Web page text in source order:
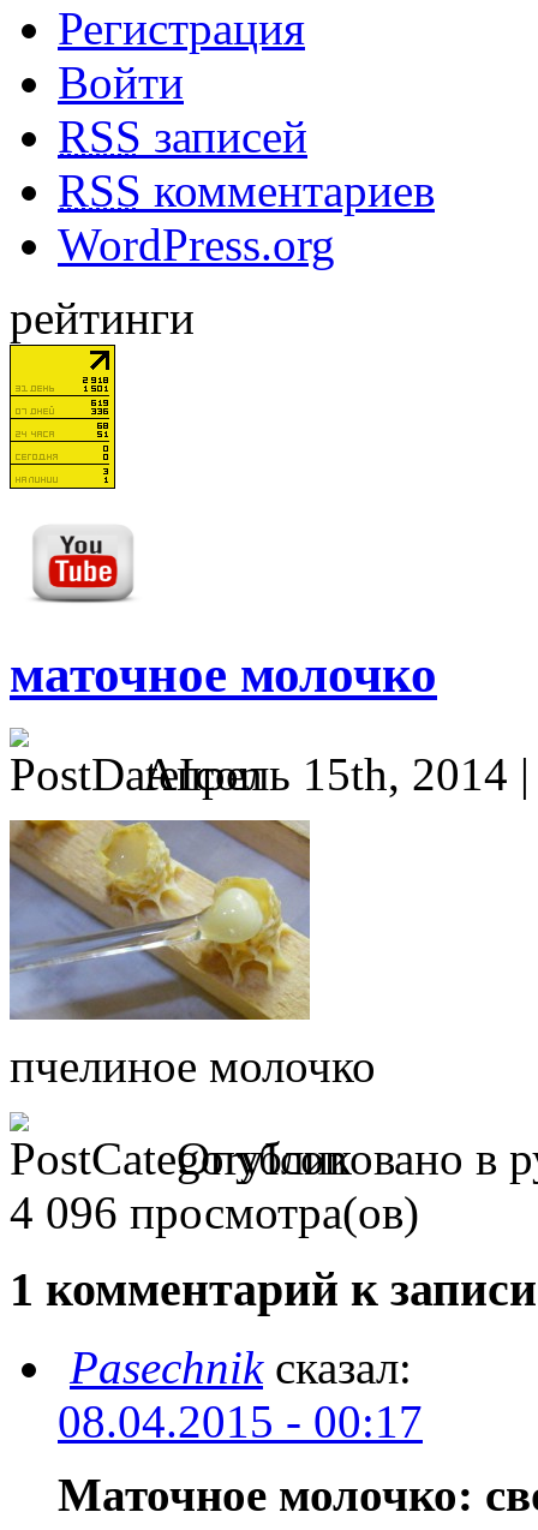
Регистрация
Войти
RSS записей
RSS комментариев
WordPress.org
рейтинги
маточное молочко
Апрель 15th, 2014
пчелиное молочко
Опубликовано в
4 096 просмотра(ов)
1 комментарий к
Pasechnik сказал:
08.04.2015 - 00:17
Маточное молочко: